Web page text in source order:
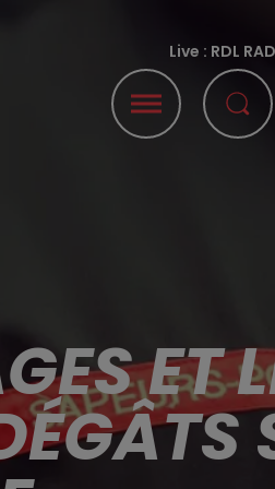
Live : RDL
ET